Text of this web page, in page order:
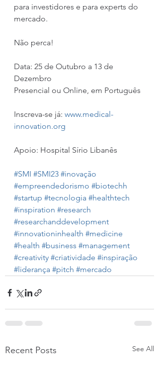
para investidores e para experts do
mercado.
Não perca!
Data: 25 de Outubro a 13 de
Dezembro
Presencial ou Online, em Português
Inscreva-se já: www.medical-
innovation.org
Apoio: Hospital Sírio Libanês
#SMI #SMI23 #inovação
#empreendedorismo #biotechh
#startup #tecnologia #healthtech
#inspiration #research
#researchanddevelopment
#innovationinhealth #medicine
#health #business #management
#creativity #criatividade #inspiração
#liderança #pitch #mercado
Recent Posts See All